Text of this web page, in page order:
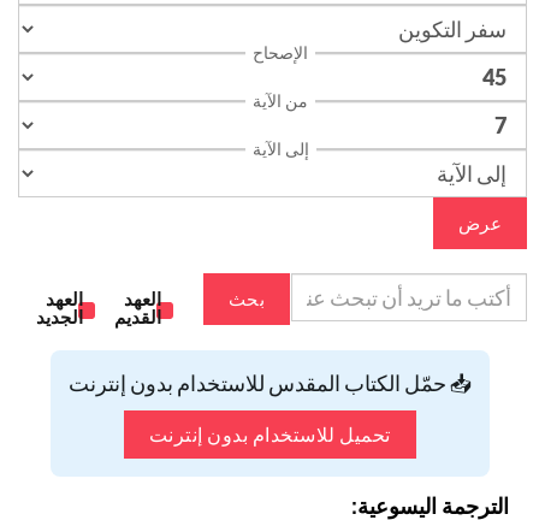
الإصحاح
من الآية
إلى الآية
عرض
بحث
العهد
القديم
العهد
الجديد
📥 حمّل الكتاب المقدس للاستخدام بدون إنترنت
تحميل للاستخدام بدون إنترنت
الترجمة اليسوعية: